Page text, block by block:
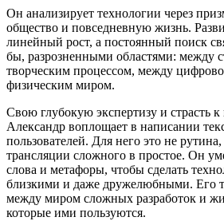
Он анализирует технологии через
общество и повседневную жизнь.
линейный рост, а постоянный поиск
бы, разрозненными областями: между
творческим процессом, между
физическим миром.
Свою глубокую экспертизу и страсть
Александр воплощает в написании
пользователей. Для него это не рутина,
трансляции сложного в простое. Он
слова и метафоры, чтобы сделать
близкими и даже дружелюбными. Его
между миром сложных разработок и
которые ими пользуются.